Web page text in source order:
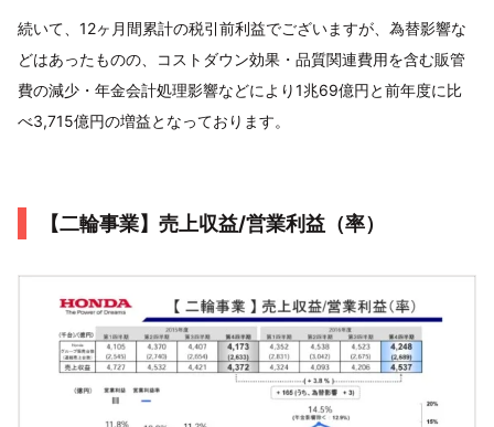
続いて、12ヶ月間累計の税引前利益でございますが、為替影響な
どはあったものの、コストダウン効果・品質関連費用を含む販管
費の減少・年金会計処理影響などにより1兆69億円と前年度に比
べ3,715億円の増益となっております。
【二輪事業】売上収益/営業利益（率）